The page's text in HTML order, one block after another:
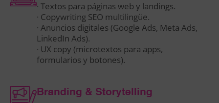
· Textos para páginas web y landings.
· Copywriting SEO multilingüe.
· Anuncios digitales (Google Ads, Meta Ads,
LinkedIn Ads).
· UX copy (microtextos para apps,
formularios y botones).
Branding & Storytelling